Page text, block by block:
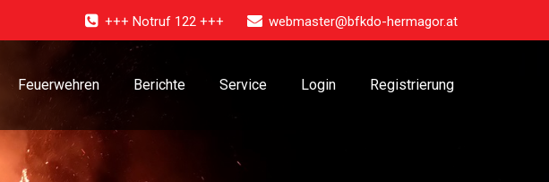
+++ Notruf 122 +++ webmaster@bfkdo-hermagor.at
Feuerwehren Berichte Service Login Registrierung